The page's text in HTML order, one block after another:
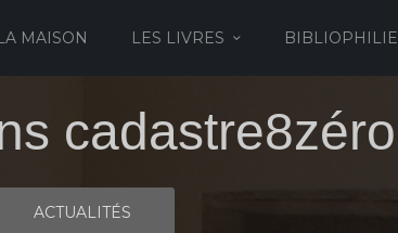
MAISON LES LIVRES BIBLIOPHILIE
cadastre8zéro
ACTUALITÉS